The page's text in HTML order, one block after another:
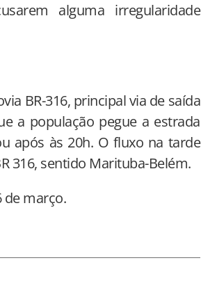
alguma irregularidade
BR-316, principal via de saída
a população pegue a estrada
após às 20h. O fluxo na tarde
316, sentido Marituba-Belém.
de março.